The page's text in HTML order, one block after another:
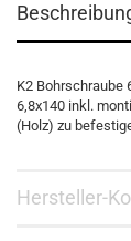
K2 Bohrschraube
6,8x140 inkl.
(Holz) zu
Hersteller-